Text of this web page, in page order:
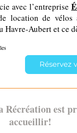
avec l’entreprise
location de vélos
Havre-Aubert et ce
Réservez
Récréation est
accueillir!